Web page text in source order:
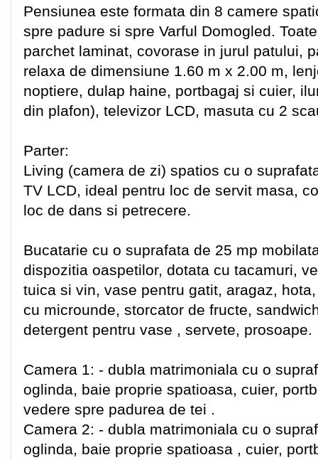
Pensiunea este formata din 8 camere
spre padure si spre Varful Domogled.
parchet laminat, covorase in jurul patului,
relaxa de dimensiune 1.60 m x 2.00 m,
noptiere, dulap haine, portbagaj si cuier,
din plafon), televizor LCD, masuta cu 2
Parter:
Living (camera de zi) spatios cu o
TV LCD, ideal pentru loc de servit masa,
loc de dans si petrecere.
Bucatarie cu o suprafata de 25 mp
dispozitia oaspetilor, dotata cu tacamuri,
tuica si vin, vase pentru gatit, aragaz,
cu microunde, storcator de fructe,
detergent pentru vase , servete, prosoape.
Camera 1: - dubla matrimoniala cu o
oglinda, baie proprie spatioasa, cuier,
vedere spre padurea de tei .
Camera 2: - dubla matrimoniala cu o
oglinda, baie proprie spatioasa , cuier,